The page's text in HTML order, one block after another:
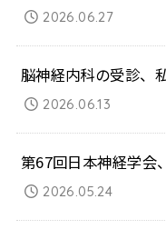
2026.06.27
脳神経内科の受診、
2026.06.13
第67回日本神経学会
2026.05.24